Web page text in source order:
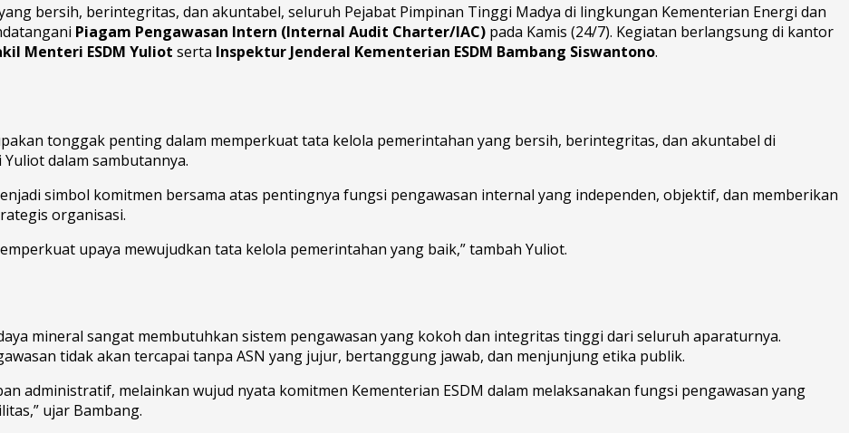
bersih, berintegritas, dan akuntabel, seluruh Pejabat Pimpinan Tinggi Madya di lingkungan Kementerian Energi dan
Piagam Pengawasan Intern (Internal Audit Charter/IAC) pada Kamis (24/7). Kegiatan berlangsung di kantor
Menteri ESDM Yuliot serta Inspektur Jenderal Kementerian ESDM Bambang Siswantono.
tonggak penting dalam memperkuat tata kelola pemerintahan yang bersih, berintegritas, dan akuntabel di
dalam sambutannya.
simbol komitmen bersama atas pentingnya fungsi pengawasan internal yang independen, objektif, dan memberikan
organisasi.
upaya mewujudkan tata kelola pemerintahan yang baik,” tambah Yuliot.
mineral sangat membutuhkan sistem pengawasan yang kokoh dan integritas tinggi dari seluruh aparaturnya.
tidak akan tercapai tanpa ASN yang jujur, bertanggung jawab, dan menjunjung etika publik.
administratif, melainkan wujud nyata komitmen Kementerian ESDM dalam melaksanakan fungsi pengawasan yang
ujar Bambang.